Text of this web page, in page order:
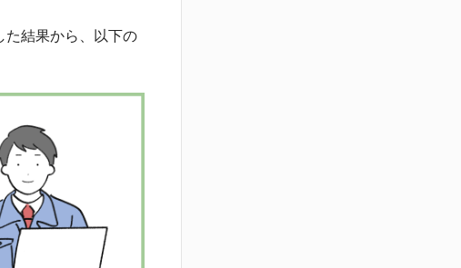
た結果から、以下の